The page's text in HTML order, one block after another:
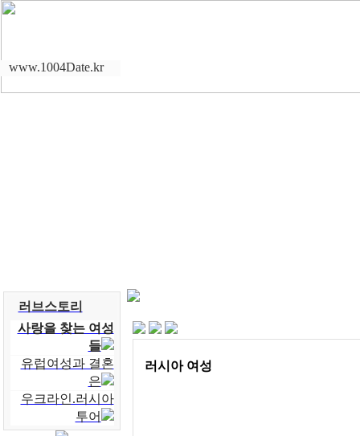
www.1004Date.kr
러브스토리
사랑을 찾는 여성
들
유럽여성과 결혼
은
우크라인.러시아
투어
러시아 여성